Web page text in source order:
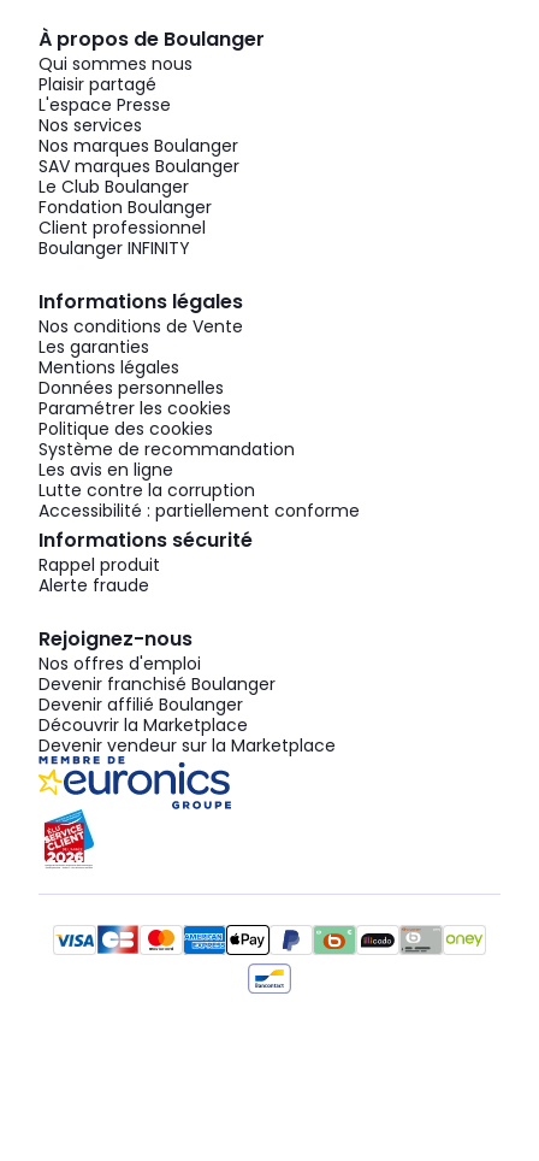
À propos de Boulanger
Qui sommes nous
Plaisir partagé
L'espace Presse
Nos services
Nos marques Boulanger
SAV marques Boulanger
Le Club Boulanger
Fondation Boulanger
Client professionnel
Boulanger INFINITY
Informations légales
Nos conditions de Vente
Les garanties
Mentions légales
Données personnelles
Paramétrer les cookies
Politique des cookies
Système de recommandation
Les avis en ligne
Lutte contre la corruption
Accessibilité : partiellement conforme
Informations sécurité
Rappel produit
Alerte fraude
Rejoignez-nous
Nos offres d'emploi
Devenir franchisé Boulanger
Devenir affilié Boulanger
Découvrir la Marketplace
Devenir vendeur sur la Marketplace